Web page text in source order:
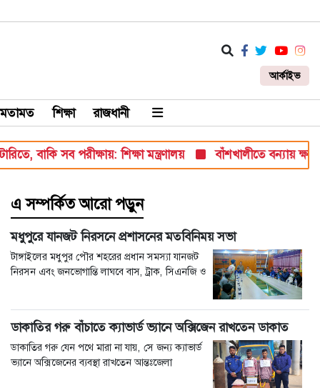
আর্কাইভ
মতামত শিক্ষা রাজধানী
বাকি সব পরীক্ষায়: শিক্ষা মন্ত্রণালয় বাঁশখালীতে বন্যায়
এ সম্পর্কিত আরো পড়ুন
মধুপুরে যানজট নিরসনে প্রশাসনের মতবিনিময় সভা
টাঙ্গাইলের মধুপুর পৌর শহরের প্রধান সমস্যা যানজট
নিরসন এবং জনভোগান্তি লাঘবে বাস, ট্রাক, সিএনজি ও
ডাকাতির গরু বাঁচাতে ক্যাভার্ড ভ্যানে অক্সিজেন রাখতেন ডাকাত
ডাকাতির গরু যেন পথে মারা না যায়, সে জন্য ক্যাভার্ড
ভ্যানে অক্সিজেনের ব্যবস্থা রাখতেন আন্তঃজেলা